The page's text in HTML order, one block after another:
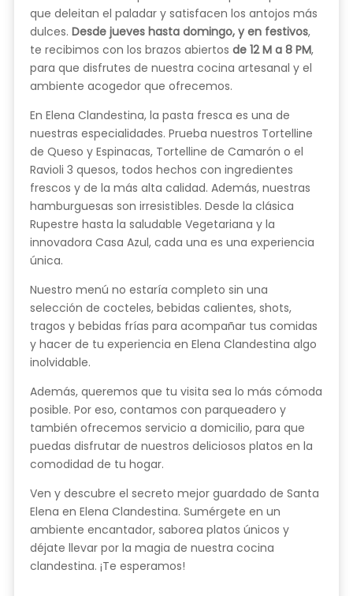
que deleitan el paladar y satisfacen los antojos más
dulces. Desde jueves hasta domingo, y en festivos,
te recibimos con los brazos abiertos de 12 M a 8 PM,
para que disfrutes de nuestra cocina artesanal y el
ambiente acogedor que ofrecemos.
En Elena Clandestina, la pasta fresca es una de
nuestras especialidades. Prueba nuestros Tortelline
de Queso y Espinacas, Tortelline de Camarón o el
Ravioli 3 quesos, todos hechos con ingredientes
frescos y de la más alta calidad. Además, nuestras
hamburguesas son irresistibles. Desde la clásica
Rupestre hasta la saludable Vegetariana y la
innovadora Casa Azul, cada una es una experiencia
única.
Nuestro menú no estaría completo sin una
selección de cocteles, bebidas calientes, shots,
tragos y bebidas frías para acompañar tus comidas
y hacer de tu experiencia en Elena Clandestina algo
inolvidable.
Además, queremos que tu visita sea lo más cómoda
posible. Por eso, contamos con parqueadero y
también ofrecemos servicio a domicilio, para que
puedas disfrutar de nuestros deliciosos platos en la
comodidad de tu hogar.
Ven y descubre el secreto mejor guardado de Santa
Elena en Elena Clandestina. Sumérgete en un
ambiente encantador, saborea platos únicos y
déjate llevar por la magia de nuestra cocina
clandestina. ¡Te esperamos!